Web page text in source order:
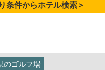
条件からホテル検索＞
のゴルフ場